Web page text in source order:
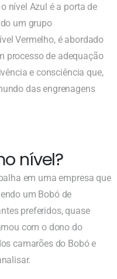
nível Azul é a porta de
um grupo
Vermelho, é abordado
processo de adequação
e consciência que,
das engrenagens
nível?
em uma empresa que
um Bobó de
preferidos, quase
com o dono do
camarões do Bobó e